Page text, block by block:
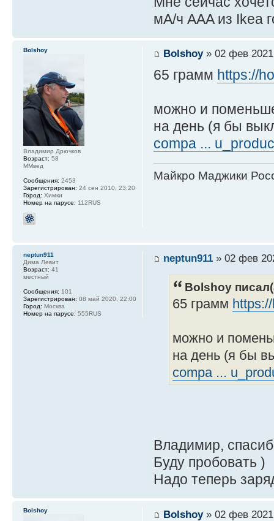
мА/ч AAA из Ikea
Bolshoy» 02 фев
65 грамм https://
можно и
на день (я бы
compa ...
Майкро Маджики
Bolshoy
Владимир Дрючков
Возраст: 58
ММвед
Сообщения: 2453
Зарегистрирован: 24 сен 2010, 23:20
Город: Химки
Номер на парусе: 112RUS
neptun911» 02 фев
Bolshoy
65 грамм
можно и
на день (я бы
compa ...
Владимир,
Буду пробовать )
Надо теперь
neptun911
Дима Левит
Возраст: 41
местный
Сообщения: 101
Зарегистрирован: 08 май 2020, 22:00
Город: Москва
Номер на парусе: 555RUS
Bolshoy» 02 фев
Bolshoy